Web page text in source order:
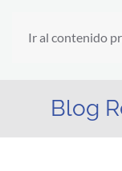
Ir al contenido
Blog